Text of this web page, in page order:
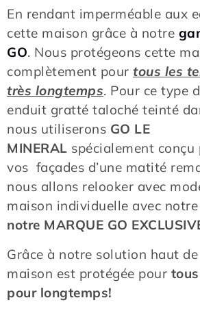
En rendant imperméable aux
cette maison grâce à notre
GO. Nous protégeons cette
complètement pour tous les
très longtemps. Pour ce type
enduit gratté taloché teinté
nous utiliserons GO LE
MINERAL spécialement conçu
vos façades d’une matité
nous allons relooker avec
maison individuelle avec notre
notre MARQUE GO
Grâce à notre solution haut
maison est protégée pour
pour longtemps!